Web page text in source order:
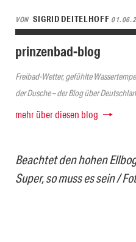
VON SIGRID DEITELHOFF
prinzenbad-blog
Freibad-Wetter, gefühlte
der Dusche – der Blog über
mehr über diesen blog
Beachtet den hohen
Super, so muss es sein /